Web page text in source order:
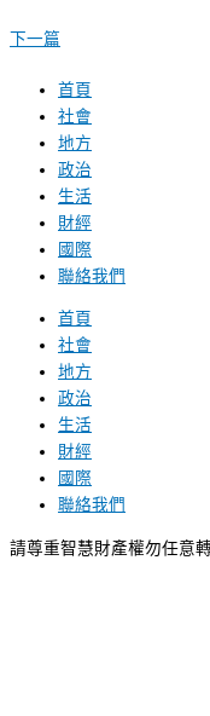
下一篇
首頁
社會
地方
政治
生活
財經
國際
聯絡我們
首頁
社會
地方
政治
生活
財經
國際
聯絡我們
請尊重智慧財產權勿任意